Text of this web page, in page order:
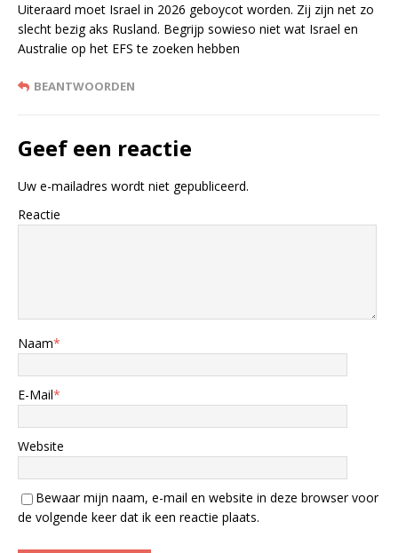
Uiteraard moet Israel in 2026 geboycot worden. Zij zijn net zo
slecht bezig aks Rusland. Begrijp sowieso niet wat Israel en
Australie op het EFS te zoeken hebben
BEANTWOORDEN
Geef een reactie
Uw e-mailadres wordt niet gepubliceerd.
Reactie
Naam*
E-Mail*
Website
Bewaar mijn naam, e-mail en website in deze browser voor
de volgende keer dat ik een reactie plaats.